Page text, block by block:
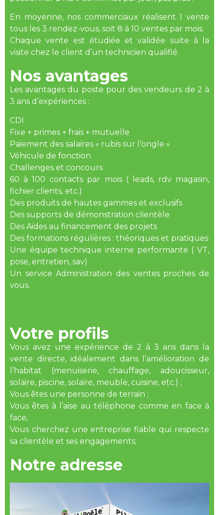
En moyenne, nos commerciaux réalisent 1 vente
tous les 3 rendez-vous, soit 8 à 10 ventes par mois.
Chaque vente est étudiée et validée suite à la
visite chez le client d’un technicien qualifié.
Nos avantages
Les avantages du poste pour des vendeurs de 2 à
3 ans d’expériences :
CDI
Fixe + primes + frais + mutuelle
Paiement des salaires « rubis sur l’ongle »
Véhicule de fonction
Challenges et concours
60 à 100 contacts par mois ( leads, rdv magasin,
fichier clients, etc.)
Des produits de hautes gammes et exclusifs
Des supports de démonstration clientèle
Des Aides au financement des projets
Des formations régulières : théoriques et pratiques
Une équipe technique interne performante ( VT,
pose, entretien, sav)
Un service Administration des ventes proches de
vous.
Votre profils
Vous avez une expérience de 2 à 3 ans dans la
vente directe, idéalement dans l’amélioration de
l’habitat (menuiserie, chauffage, adoucisseur,
solaire, piscine, solaire, meuble, cuisine, etc.) ;
Vous êtes une personne de terrain ;
Vous êtes à l’aise au téléphone comme en face à
face,
Vous cherchez une entreprise fiable qui respecte
sa clientèle et ses engagements;
Notre adresse